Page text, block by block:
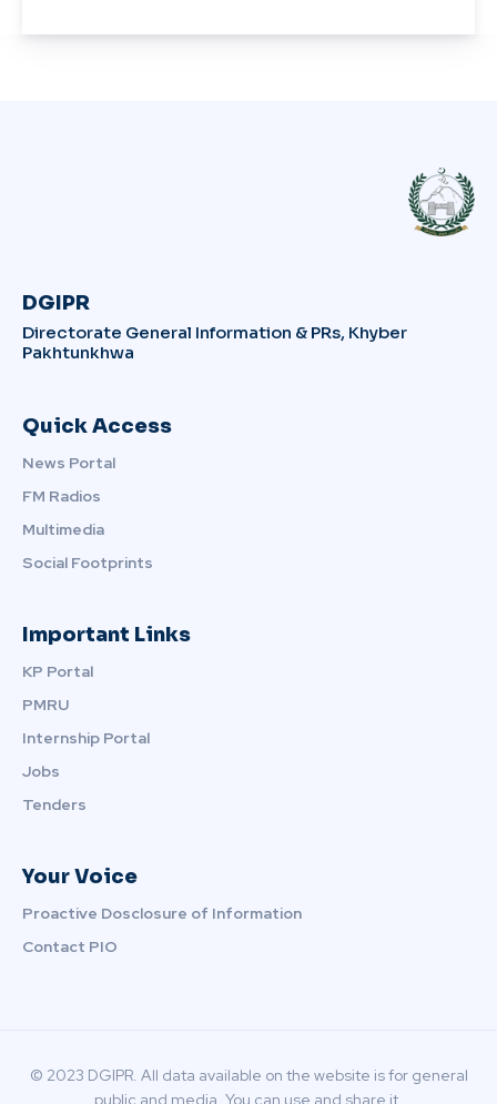
DGIPR
Directorate General Information & PRs, Khyber
Pakhtunkhwa
Quick Access
News Portal
FM Radios
Multimedia
Social Footprints
Important Links
KP Portal
PMRU
Internship Portal
Jobs
Tenders
Your Voice
Proactive Dosclosure of Information
Contact PIO
© 2023 DGIPR. All data available on the website is for general
public and media. You can use and share it.